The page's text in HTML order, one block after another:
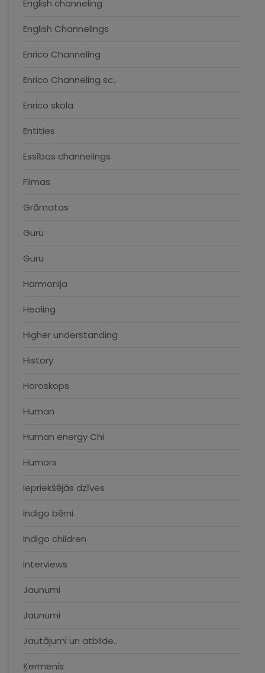
English channeling
English Channelings
Enrico Channeling
Enrico Channeling sc..
Enrico skola
Entities
Essības channelings
Filmas
Grāmatas
Guru
Guru
Harmonija
Healing
Higher understanding
History
Horoskops
Human
Human energy Chi
Humors
Iepriekšējās dzīves
Indigo bērni
Indigo children
Interviews
Jaunumi
Jaunumi
Jautājumi un atbilde..
Ķermenis